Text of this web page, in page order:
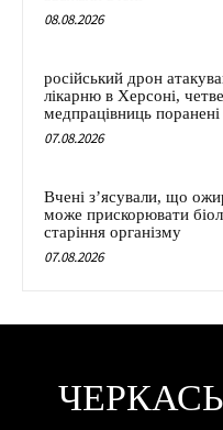
08.08.2026
російський дрон
лікарню в Херсоні,
медпрацівниць поранені
07.08.2026
Вчені з’ясували, що
може прискорювати
старіння організму
07.08.2026